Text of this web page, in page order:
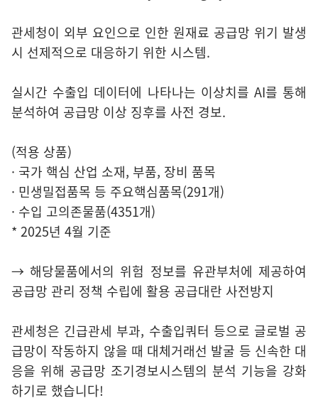
관세청이 외부 요인으로 인한 원재료 공급망 위기 발생
시 선제적으로 대응하기 위한 시스템.
실시간 수출입 데이터에 나타나는 이상치를 AI를 통해
분석하여 공급망 이상 징후를 사전 경보.
(적용 상품)
· 국가 핵심 산업 소재, 부품, 장비 품목
· 민생밀접품목 등 주요핵심품목(291개)
· 수입 고의존물품(4351개)
* 2025년 4월 기준
→ 해당물품에서의 위험 정보를 유관부처에 제공하여
공급망 관리 정책 수립에 활용 공급대란 사전방지
관세청은 긴급관세 부과, 수출입쿼터 등으로 글로벌 공
급망이 작동하지 않을 때 대체거래선 발굴 등 신속한 대
응을 위해 공급망 조기경보시스템의 분석 기능을 강화
하기로 했습니다!